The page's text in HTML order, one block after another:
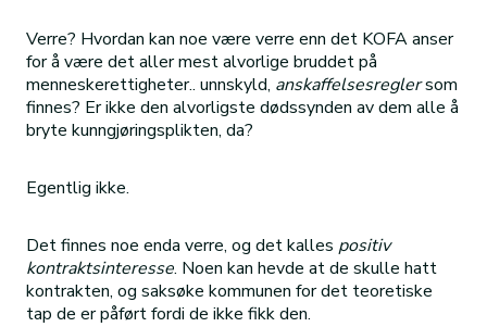
Verre? Hvordan kan noe være verre enn det KOFA anser
for å være det aller mest alvorlige bruddet på
menneskerettigheter.. unnskyld, anskaffelsesreglersom
finnes? Er ikke den alvorligste dødssynden av dem alle å
bryte kunngjøringsplikten, da?
Egentlig ikke.
Det finnes noe enda verre, og det kalles positiv
kontraktsinteresse. Noen kan hevde at de skulle hatt
kontrakten, og saksøke kommunen for det teoretiske
tap de er påført fordi de ikke fikk den.